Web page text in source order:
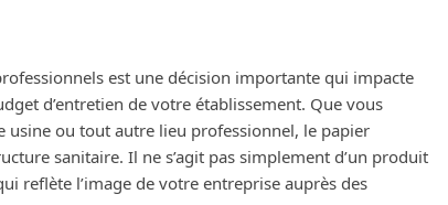
est une décision importante qui impacte
d’entretien de votre établissement. Que vous
ou tout autre lieu professionnel, le papier
sanitaire. Il ne s’agit pas simplement d’un produit
reflète l’image de votre entreprise auprès des